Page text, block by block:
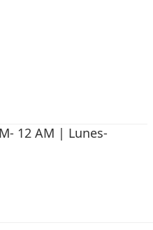
12 AM | Lunes-